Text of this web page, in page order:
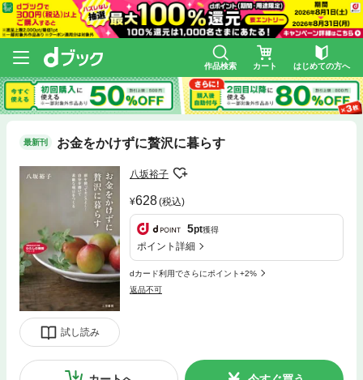
作品検索 カート はじめての方へ
最新刊 お金をかけずに贅沢に暮らす
試し読み
八坂裕子
628(税込)
5pt獲得
ポイント詳細
dカード利用でさらにポイント+2%
返品不可